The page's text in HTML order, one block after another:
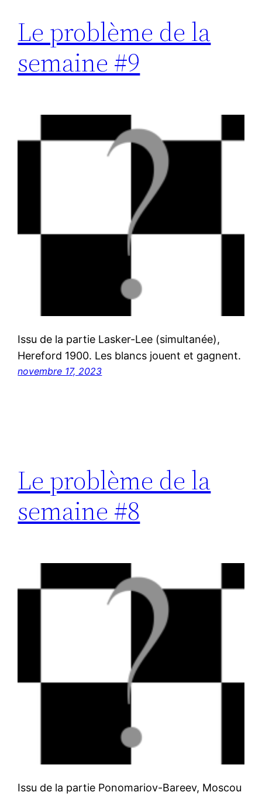
Le problème de la
semaine #9
Issu de la partie Lasker-Lee (simultanée),
Hereford 1900. Les blancs jouent et gagnent.
novembre 17, 2023
Le problème de la
semaine #8
Issu de la partie Ponomariov-Bareev, Moscou